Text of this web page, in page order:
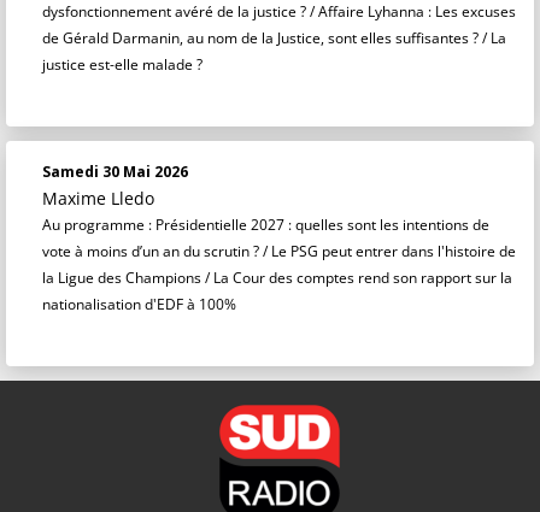
dysfonctionnement avéré de la justice ? / Affaire Lyhanna : Les excuses
de Gérald Darmanin, au nom de la Justice, sont elles suffisantes ? / La
justice est-elle malade ?
Samedi 30 Mai 2026
Maxime Lledo
Au programme : Présidentielle 2027 : quelles sont les intentions de
vote à moins d’un an du scrutin ? / Le PSG peut entrer dans l'histoire de
la Ligue des Champions / La Cour des comptes rend son rapport sur la
nationalisation d'EDF à 100%